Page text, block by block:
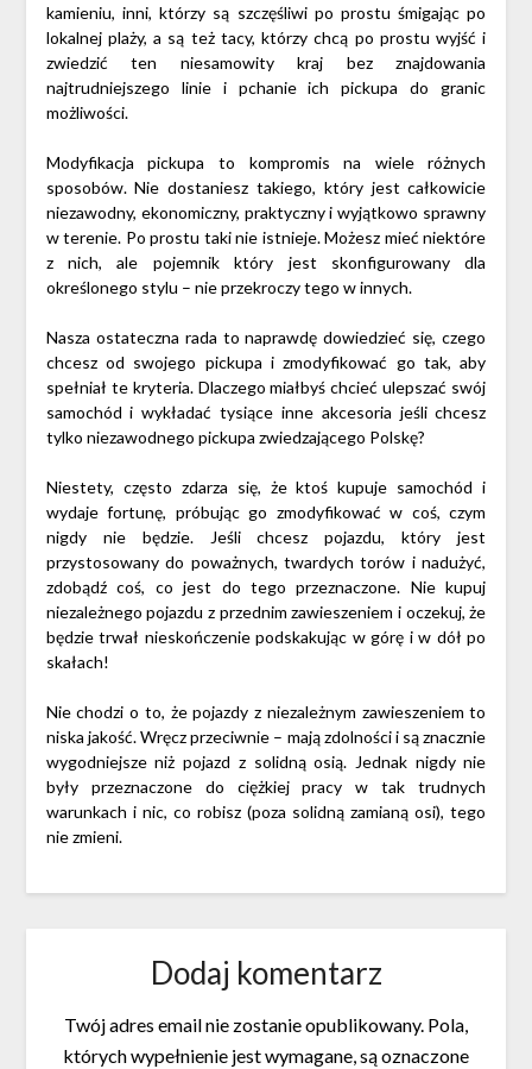
kamieniu, inni, którzy są szczęśliwi po prostu śmigając po
lokalnej plaży, a są też tacy, którzy chcą po prostu wyjść i
zwiedzić ten niesamowity kraj bez znajdowania
najtrudniejszego linie i pchanie ich pickupa do granic
możliwości.
Modyfikacja pickupa to kompromis na wiele różnych
sposobów. Nie dostaniesz takiego, który jest całkowicie
niezawodny, ekonomiczny, praktyczny i wyjątkowo sprawny
w terenie. Po prostu taki nie istnieje. Możesz mieć niektóre
z nich, ale pojemnik który jest skonfigurowany dla
określonego stylu – nie przekroczy tego w innych.
Nasza ostateczna rada to naprawdę dowiedzieć się, czego
chcesz od swojego pickupa i zmodyfikować go tak, aby
spełniał te kryteria. Dlaczego miałbyś chcieć ulepszać swój
samochód i wykładać tysiące inne akcesoria jeśli chcesz
tylko niezawodnego pickupa zwiedzającego Polskę?
Niestety, często zdarza się, że ktoś kupuje samochód i
wydaje fortunę, próbując go zmodyfikować w coś, czym
nigdy nie będzie. Jeśli chcesz pojazdu, który jest
przystosowany do poważnych, twardych torów i nadużyć,
zdobądź coś, co jest do tego przeznaczone. Nie kupuj
niezależnego pojazdu z przednim zawieszeniem i oczekuj, że
będzie trwał nieskończenie podskakując w górę i w dół po
skałach!
Nie chodzi o to, że pojazdy z niezależnym zawieszeniem to
niska jakość. Wręcz przeciwnie – mają zdolności i są znacznie
wygodniejsze niż pojazd z solidną osią. Jednak nigdy nie
były przeznaczone do ciężkiej pracy w tak trudnych
warunkach i nic, co robisz (poza solidną zamianą osi), tego
nie zmieni.
Dodaj komentarz
Twój adres email nie zostanie opublikowany. Pola,
których wypełnienie jest wymagane, są oznaczone